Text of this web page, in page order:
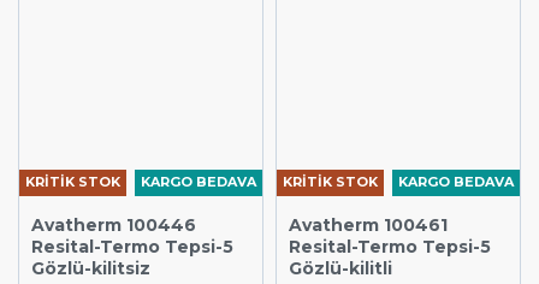
KARGO BEDAVA
KRİTİK STOK
Avatherm 100446
Resital-Termo Tepsi-5
Gözlü-kilitsiz
KARGO BEDAVA
KRİTİK STOK
Avatherm 100461
Resital-Termo Tepsi-5
Gözlü-kilitli